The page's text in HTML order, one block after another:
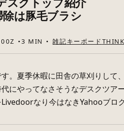
は豚毛ブラシ
3 MIN 雑記キーボード
。夏季休暇に田舎の草刈りし
にやってなさそうなデスクツア
なり今はなきYahooブロ